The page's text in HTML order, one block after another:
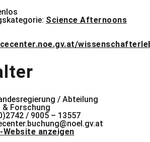
Science Afternoons
/ Abteilung
Forschung
/ 9005 – 13557
anzeigen